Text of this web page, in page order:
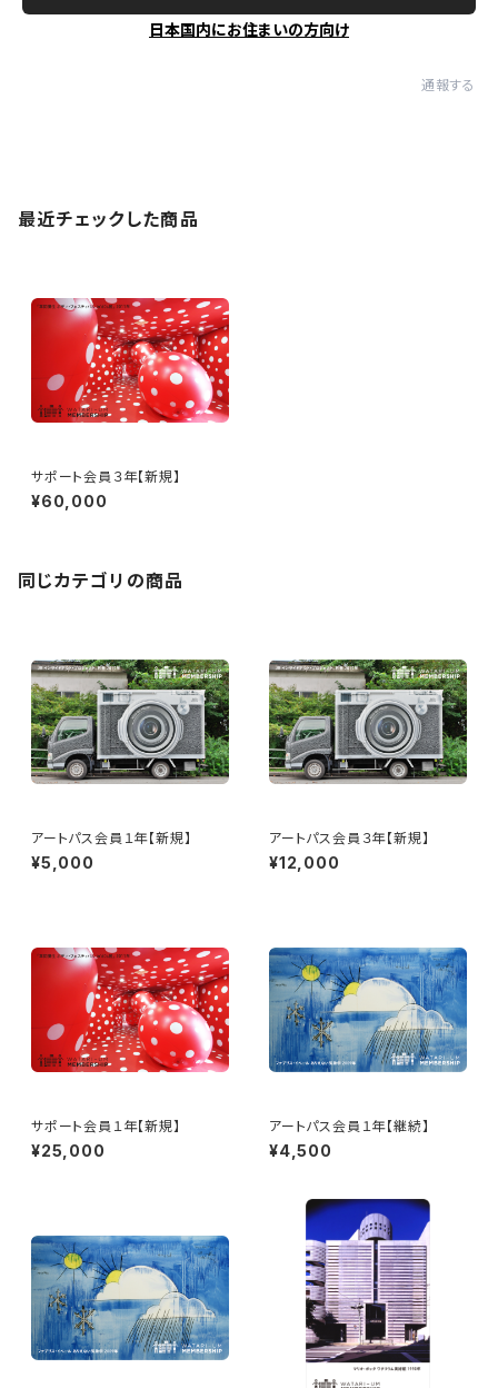
日本国内にお住まいの方向け
通報する
最近チェックした商品
サポート会員３年【新規】
¥60,000
同じカテゴリの商品
アートパス会員１年【新規】
¥5,000
アートパス会員３年【新規】
¥12,000
サポート会員１年【新規】
¥25,000
アートパス会員１年【継続】
¥4,500